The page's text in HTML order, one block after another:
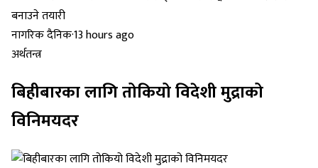
नागरिक दैनिक·13 hours ago
अर्थतन्त्र
बिहीबारका लागि तोकियो विदेशी मुद्राको
विनिमयदर